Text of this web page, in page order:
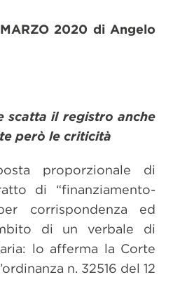
2020 di Angelo
scatta il registro anche
però le criticità
proporzionale di
di “finanziamento-
corrispondenza ed
di un verbale di
lo afferma la Corte
n. 32516 del 12